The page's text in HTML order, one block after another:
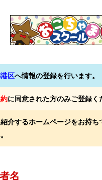
区へ情報の登録を行います。
に同意された方のみご登録く
介するホームページをお持ち
名